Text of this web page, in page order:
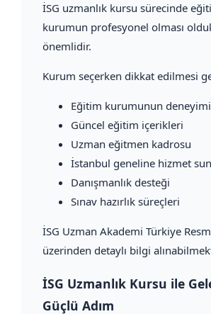
İSG uzmanlık kursu sürecinde
kurumun profesyonel olması
önemlidir.
Kurum seçerken dikkat edilmesi
Eğitim kurumunun deneyimi
Güncel eğitim içerikleri
Uzman eğitmen kadrosu
İstanbul geneline hizmet
Danışmanlık desteği
Sınav hazırlık süreçleri
İSG Uzman Akademi Türkiye
üzerinden detaylı bilgi
İSG Uzmanlık Kursu ile
Güçlü Adım